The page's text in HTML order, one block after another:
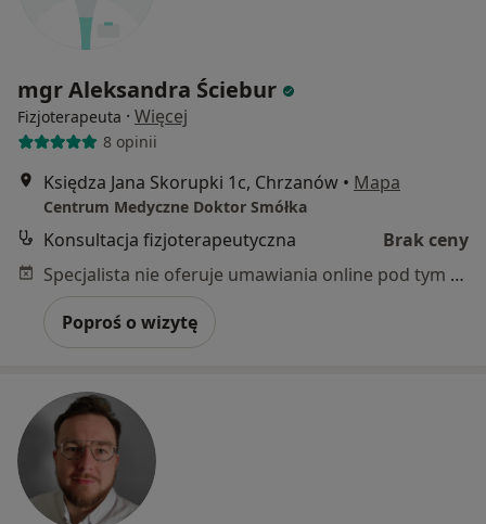
mgr Aleksandra Ściebur
Fizjoterapeuta · Więcej
8 opinii
Księdza Jana Skorupki 1c, Chrzanów • Mapa
Centrum Medyczne Doktor Smółka
Konsultacja fizjoterapeutyczna
Brak ceny
Specjalista nie oferuje umawiania online pod tym adresem.
Poproś o wizytę